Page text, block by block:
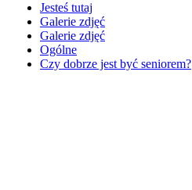
Jesteś tutaj
Galerie zdjęć
Galerie zdjęć
Ogólne
Czy dobrze jest być seniorem?